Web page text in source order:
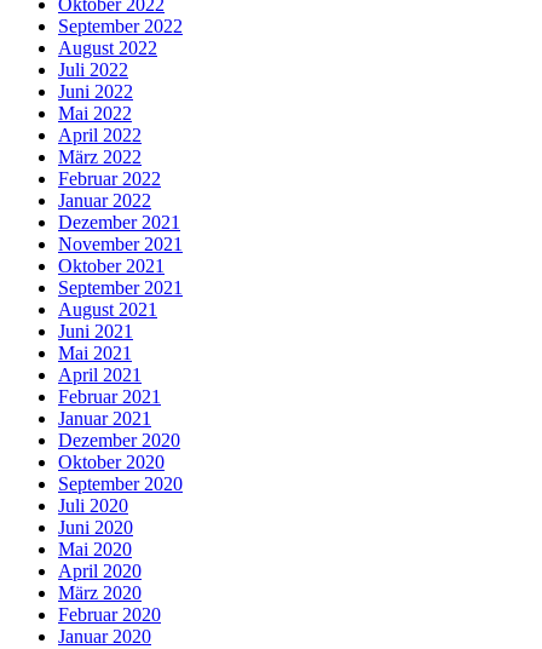
Oktober 2022
September 2022
August 2022
Juli 2022
Juni 2022
Mai 2022
April 2022
März 2022
Februar 2022
Januar 2022
Dezember 2021
November 2021
Oktober 2021
September 2021
August 2021
Juni 2021
Mai 2021
April 2021
Februar 2021
Januar 2021
Dezember 2020
Oktober 2020
September 2020
Juli 2020
Juni 2020
Mai 2020
April 2020
März 2020
Februar 2020
Januar 2020